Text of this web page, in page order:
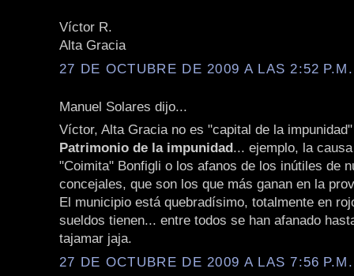
Víctor R.
Alta Gracia
27 DE OCTUBRE DE 2009 A LAS 2:52 P.M.
Manuel Solares dijo...
Víctor, Alta Gracia no es "capital de la
Patrimonio de la impunidad... ejemplo, la
"Coimita" Bonfigli o los afanos de los inútiles de
concejales, que son los que más ganan en la
El municipio está quebradísimo, totalmente en
sueldos tienen... entre todos se han afanado
tajamar jaja.
27 DE OCTUBRE DE 2009 A LAS 7:56 P.M.